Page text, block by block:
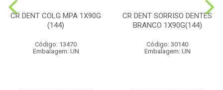
CR DENT COLG MPA 1X90G
(144)
Código: 13470
Embalagem: UN
CR DENT SORRISO DENTES
BRANCO 1X90G(144)
Código: 30140
Embalagem: UN